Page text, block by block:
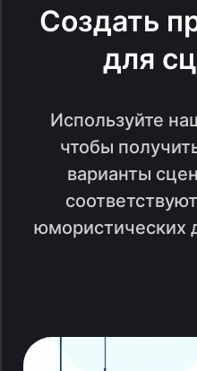
Создать
для
Используйте
чтобы
варианты
юмористических